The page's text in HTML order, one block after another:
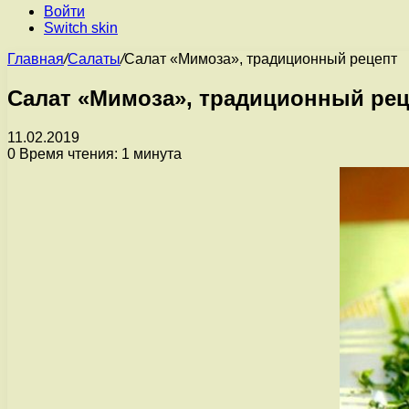
Войти
Switch skin
Главная/Салаты/Салат «Мимоза», традиционный рецепт
Салат «Мимоза», традиционный
11.02.2019
0 Время чтения: 1 минута